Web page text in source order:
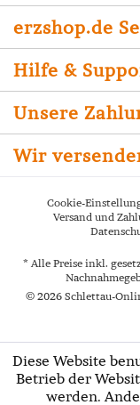
erzshop.de
Hilfe &
Unsere
Wir
Cookie-
Versand und
* Alle Preise inkl.
© 2026 Schlettau-
Diese Website
Betrieb der
werden.